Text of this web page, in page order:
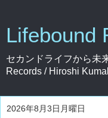
Lifebound
セカンドライフから未
Records / Hiroshi
2026年8月3日月曜日